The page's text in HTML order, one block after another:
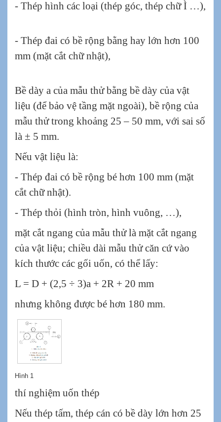
- Thép hình các loại (thép góc, thép chữ Ì …),
- Thép đai có bề rộng bằng hay lớn hơn 100
mm (mặt cắt chữ nhật),
Bề dày a của mẫu thử bằng bề dày của vật
liệu (để bảo vệ tầng mặt ngoài), bề rộng của
mẫu thử trong khoảng 25 – 50 mm, với sai số
là ± 5 mm.
Nếu vật liệu là:
- Thép đai có bề rộng bé hơn 100 mm (mặt
cắt chữ nhật).
- Thép thỏi (hình tròn, hình vuông, …),
mặt cắt ngang của mẫu thử là mặt cắt ngang
của vật liệu; chiều dài mẫu thử căn cứ vào
kích thước các gối uốn, có thể lấy:
L = D + (2,5 ÷ 3)a + 2R + 20 mm
nhưng không được bé hơn 180 mm.
Hình 1
thí nghiệm uốn thép
Nếu thép tấm, thép cán có bề dày lớn hơn 25